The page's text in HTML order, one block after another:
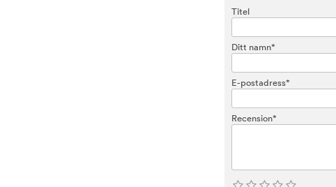
Titel
Ditt namn*
E-postadress*
Recension*